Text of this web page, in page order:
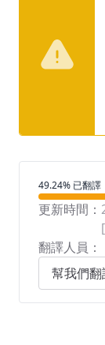
翻譯進度
49.24% 已翻譯
更新時間：
翻譯人員：
幫我們